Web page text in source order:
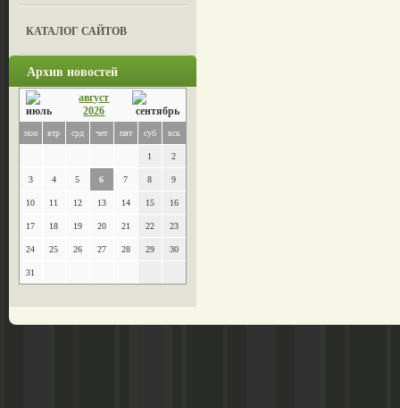
КАТАЛОГ САЙТОВ
Архив новостей
август
2026
пон втр срд чет пят суб вск
1 2
3 4 5 6 7 8 9
10 11 12 13 14 15 16
17 18 19 20 21 22 23
24 25 26 27 28 29 30
31